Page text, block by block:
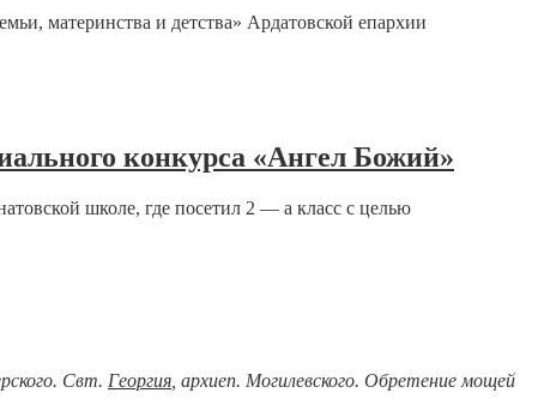
материнства и детства» Ардатовской епархии
конкурса «Ангел Божий»
школе, где посетил 2 — а класс с целью
Свт. Георгия , архиеп. Могилевского. Обретение мощей